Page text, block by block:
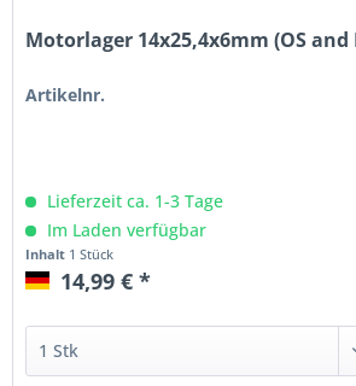
Motorlager 14x25,4x6mm (OS and
Artikelnr.
Lieferzeit ca. 1-3 Tage
Im Laden verfügbar
Inhalt 1 Stück
14,99 € *